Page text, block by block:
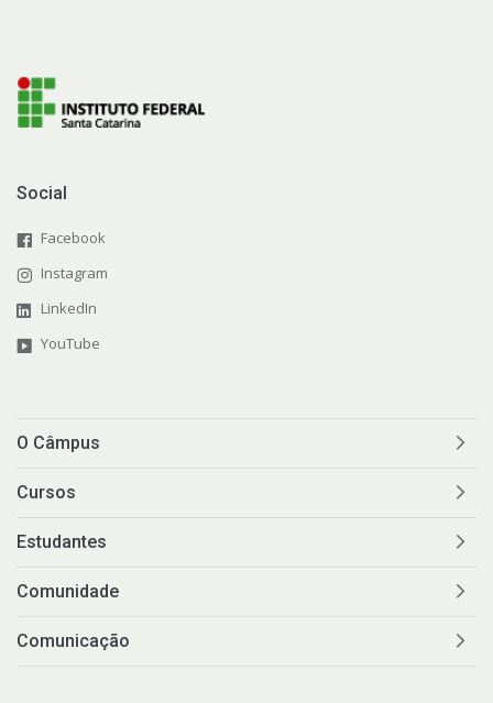
Social
Facebook
Instagram
LinkedIn
YouTube
O Câmpus
Cursos
Estudantes
Comunidade
Comunicação